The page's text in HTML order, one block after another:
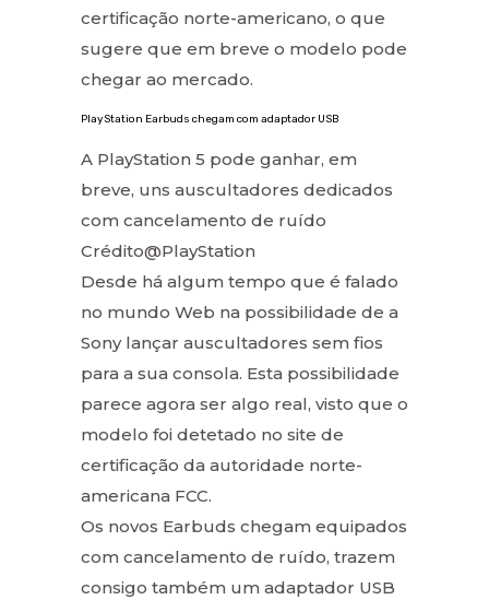
certificação norte-americano, o que
sugere que em breve o modelo pode
chegar ao mercado.
PlayStation Earbuds chegam com adaptador USB
A PlayStation 5 pode ganhar, em
breve, uns auscultadores dedicados
com cancelamento de ruído
Crédito@PlayStation
Desde há algum tempo que é falado
no mundo Web na possibilidade de a
Sony lançar auscultadores sem fios
para a sua consola. Esta possibilidade
parece agora ser algo real, visto que o
modelo foi detetado no site de
certificação da autoridade norte-
americana FCC.
Os novos Earbuds chegam equipados
com cancelamento de ruído, trazem
consigo também um adaptador USB